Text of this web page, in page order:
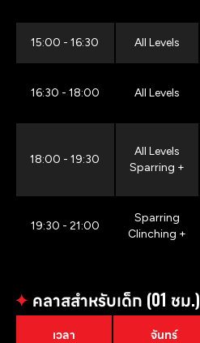
15:00 - 16:30 All Levels
16:30 - 18:00 All Levels
18:00 - 19:30
All Levels
Sparring +
19:30 - 21:00
Sparring
Clinching +
✦ คลาสสำหรับเด็ก (01 ชม.)
เวลา จันทร์